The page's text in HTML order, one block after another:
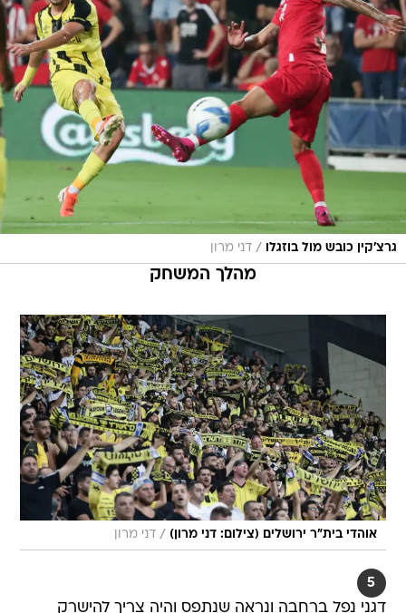
גרצ'קין כובש מול בוזגלו / דני מרון
מהלך המשחק
אוהדי בית"ר ירושלים (צילום: דני מרון) / דני מרון
5
דגני נפל ברחבה ונראה שנתפס והיה צריך להישרק